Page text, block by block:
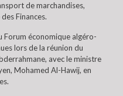
de marchandises,
Finances.
Forum économique algéro-
lors de la réunion du
avec le ministre
Mohamed Al-Hawij, en